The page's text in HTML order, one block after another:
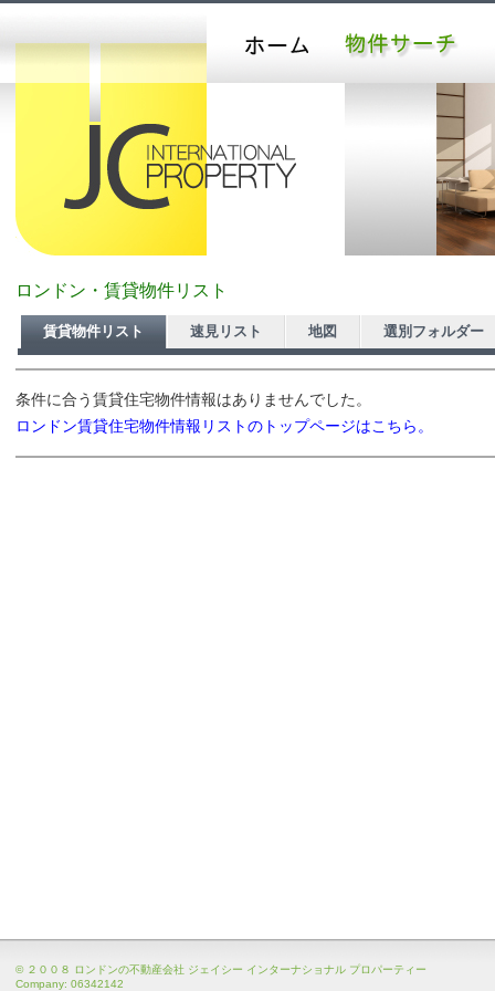
ロンドン・賃貸物件リスト
賃貸物件リスト 速見リスト 地図 選別フォルダー
条件に合う賃貸住宅物件情報はありませんでした。
ロンドン賃貸住宅物件情報リストのトップページはこちら。
© ２００８ ロンドンの不動産会社 ジェイシー インターナショナル プロパーティー
Company: 06342142